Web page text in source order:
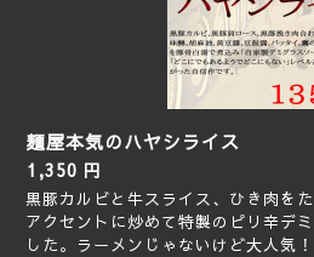
麺屋本気のハヤシライス
1,350 円
黒豚カルビと牛スライス、ひき肉を
アクセントに炒めて特製のピリ辛デ
した。ラーメンじゃないけど大人気